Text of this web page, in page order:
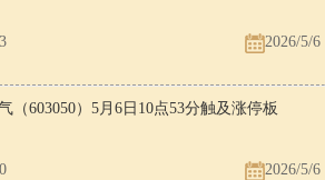
2026/5/6
（603050）5月6日10点53分触及涨停板
2026/5/6